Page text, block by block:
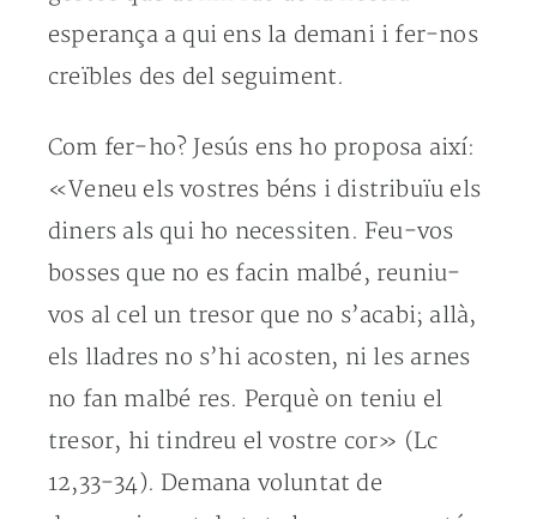
esperança a qui ens la demani i fer-nos
creïbles des del seguiment.
Com fer-ho? Jesús ens ho proposa així:
«Veneu els vostres béns i distribuïu els
diners als qui ho necessiten. Feu-vos
bosses que no es facin malbé, reuniu-
vos al cel un tresor que no s’acabi; allà,
els lladres no s’hi acosten, ni les arnes
no fan malbé res. Perquè on teniu el
tresor, hi tindreu el vostre cor» (Lc
12,33-34). Demana voluntat de